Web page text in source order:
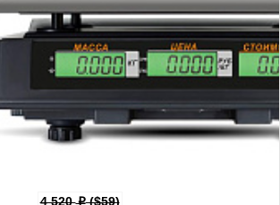
4 520p($59)